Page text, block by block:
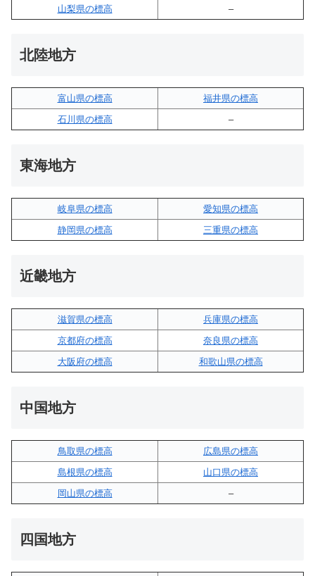
山梨県の標高
–
北陸地方
富山県の標高
福井県の標高
石川県の標高
–
東海地方
岐阜県の標高
愛知県の標高
静岡県の標高
三重県の標高
近畿地方
滋賀県の標高
兵庫県の標高
京都府の標高
奈良県の標高
大阪府の標高
和歌山県の標高
中国地方
鳥取県の標高
広島県の標高
島根県の標高
山口県の標高
岡山県の標高
–
四国地方